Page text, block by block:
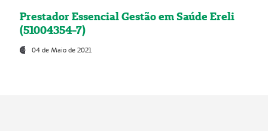
Prestador Essencial Gestão em Saúde Ereli
(51004354-7)
04 de Maio de 2021